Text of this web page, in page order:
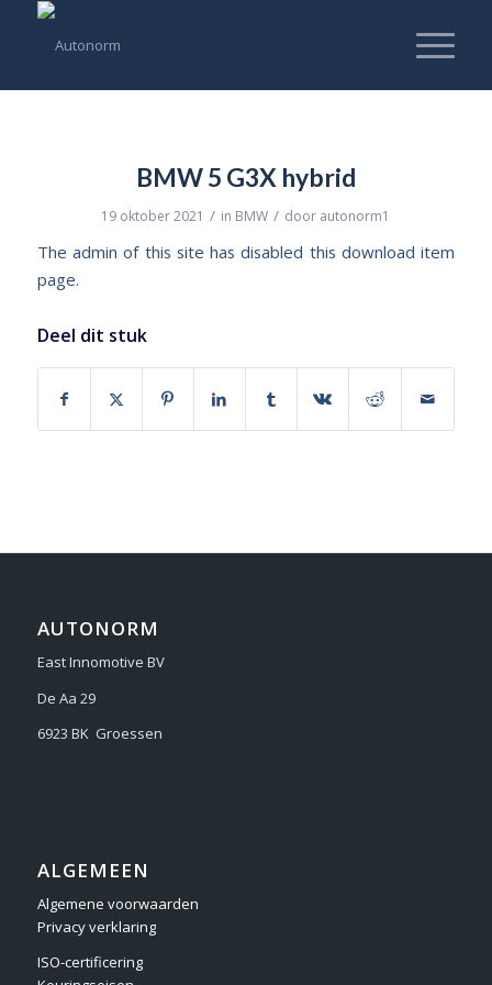
BMW 5 G3X hybrid
19 oktober 2021 / in BMW / door autonorm1
The admin of this site has disabled this download item
page.
Deel dit stuk
AUTONORM
East Innomotive BV
De Aa 29
6923 BK Groessen
ALGEMEEN
Algemene voorwaarden
Privacy verklaring
ISO-certificering